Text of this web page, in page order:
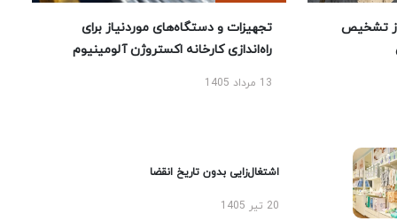
تشخیص
تجهیزات و دستگاه‌های موردنیاز برای
راه‌اندازی کارخانه اکستروژن آلومینیوم
13 مرداد 1405
اشتغال‌زایی بدون تاریخ انقضا
20 تیر 1405